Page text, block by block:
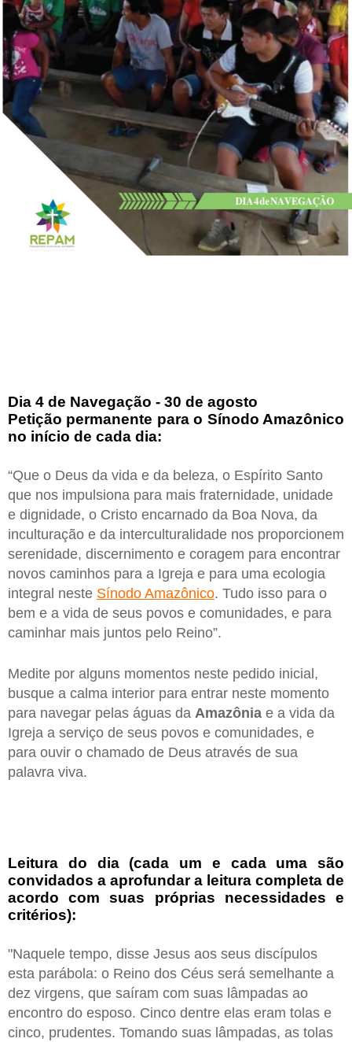
Dia 4 de Navegação - 30 de agosto
Petição permanente para o Sínodo Amazônico
no início de cada dia:
“Que o Deus da vida e da beleza, o Espírito Santo
que nos impulsiona para mais fraternidade, unidade
e dignidade, o Cristo encarnado da Boa Nova, da
inculturação e da interculturalidade nos proporcionem
serenidade, discernimento e coragem para encontrar
novos caminhos para a Igreja e para uma ecologia
integral neste Sínodo Amazônico. Tudo isso para o
bem e a vida de seus povos e comunidades, e para
caminhar mais juntos pelo Reino”.
Medite por alguns momentos neste pedido inicial,
busque a calma interior para entrar neste momento
para navegar pelas águas da Amazônia e a vida da
Igreja a serviço de seus povos e comunidades, e
para ouvir o chamado de Deus através de sua
palavra viva.
Leitura do dia (cada um e cada uma são
convidados a aprofundar a leitura completa de
acordo com suas próprias necessidades e
critérios):
"Naquele tempo, disse Jesus aos seus discípulos
esta parábola: o Reino dos Céus será semelhante a
dez virgens, que saíram com suas lâmpadas ao
encontro do esposo. Cinco dentre elas eram tolas e
cinco, prudentes. Tomando suas lâmpadas, as tolas